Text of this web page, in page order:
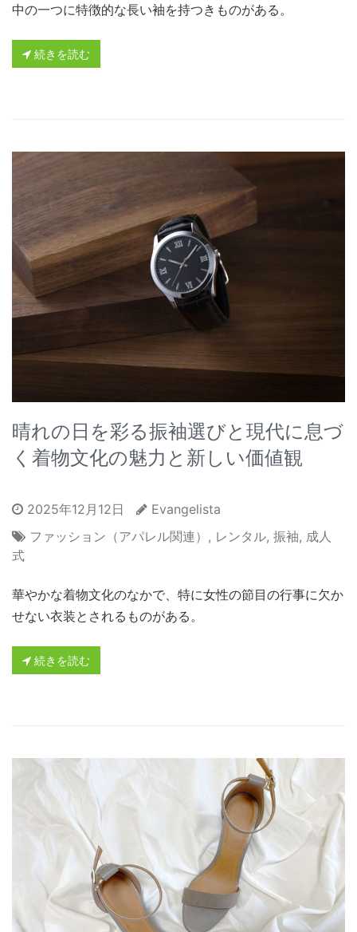
中の一つに特徴的な長い袖を持つきものがある。
続きを読む
晴れの日を彩る振袖選びと現代に息づ
く着物文化の魅力と新しい価値観
2025年12月12日
Evangelista
ファッション（アパレル関連） , レンタル, 振袖, 成人
式
華やかな着物文化のなかで、特に女性の節目の行事に欠か
せない衣装とされるものがある。
続きを読む